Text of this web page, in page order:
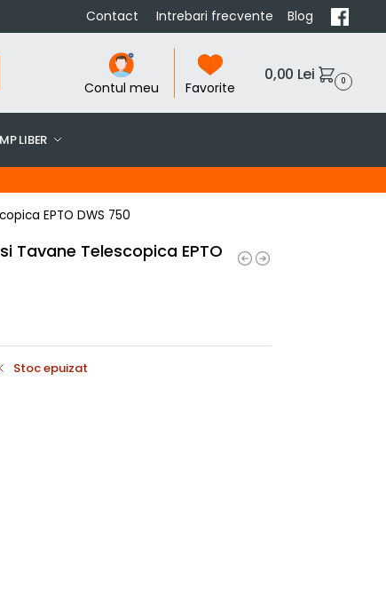
Contact Intrebari frecvente Blog
Contul meu Favorite
0,00 Lei 0
LIBER
EPTO DWS 750
Tavane Telescopica EPTO
Stoc epuizat